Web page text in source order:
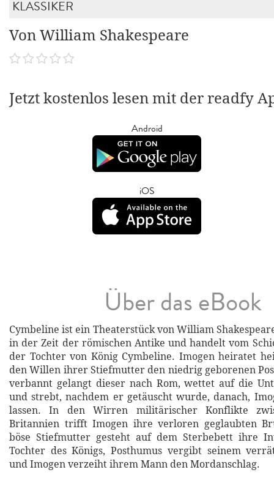
KLASSIKER
Von William Shakespeare
Jetzt kostenlos lesen mit der readfy
Android
iOS
Über das eBook
Cymbeline ist ein Theaterstück von William
in der Zeit der römischen Antike und handelt vom
der Tochter von König Cymbeline. Imogen heiratet
den Willen ihrer Stiefmutter den niedrig geborenen
verbannt gelangt dieser nach Rom, wettet auf die
und strebt, nachdem er getäuscht wurde, danach,
lassen. In den Wirren militärischer Konflikte
Britannien trifft Imogen ihre verloren geglaubten
böse Stiefmutter gesteht auf dem Sterbebett ihre
Tochter des Königs, Posthumus vergibt seinem
und Imogen verzeiht ihrem Mann den Mordanschlag.